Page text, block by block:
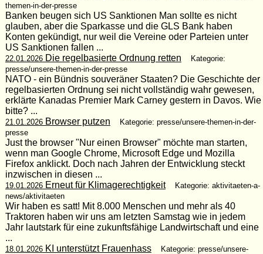
themen-in-der-presse
Banken beugen sich US Sanktionen Man sollte es nicht
glauben, aber die Sparkasse und die GLS Bank haben
Konten gekündigt, nur weil die Vereine oder Parteien unter
US Sanktionen fallen ...
22.01.2026Die regelbasierte Ordnung retten
Kategorie:
presse/unsere-themen-in-der-presse
NATO - ein Bündnis souveräner Staaten? Die Geschichte der
regelbasierten Ordnung sei nicht vollständig wahr gewesen,
erklärte Kanadas Premier Mark Carney gestern in Davos. Wie
bitte? ...
21.01.2026Browser putzen
Kategorie: presse/unsere-themen-in-der-
presse
Just the browser "Nur einen Browser" möchte man starten,
wenn man Google Chrome, Microsoft Edge und Mozilla
Firefox anklickt. Doch nach Jahren der Entwicklung steckt
inzwischen in diesen ...
19.01.2026Erneut für Klimagerechtigkeit
Kategorie: aktivitaeten-a-
news/aktivitaeten
Wir haben es satt! Mit 8.000 Menschen und mehr als 40
Traktoren haben wir uns am letzten Samstag wie in jedem
Jahr lautstark für eine zukunftsfähige Landwirtschaft und eine
...
18.01.2026KI unterstützt Frauenhass
Kategorie: presse/unsere-